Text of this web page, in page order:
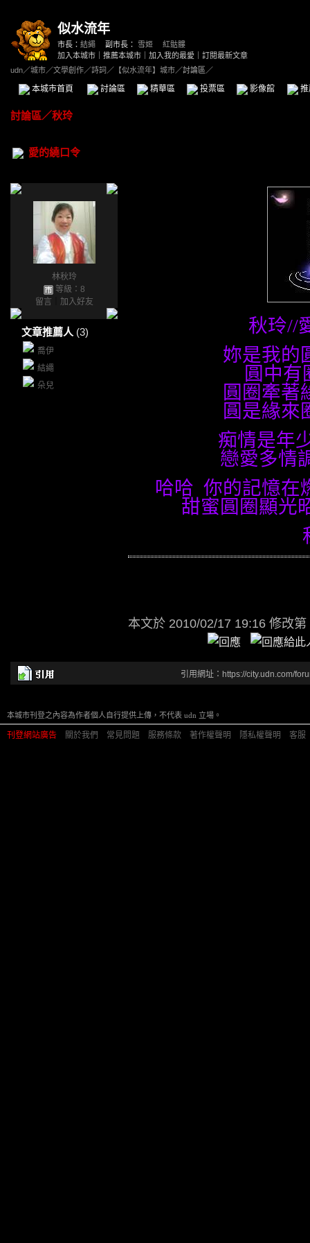
似水流年
市長： 結繩 副市長： 雪姬
紅骷髏
加入本城市
推薦本城市 加入我的最愛
訂閱最新文章
udn／城市／文學創作／詩詞 ／ 【似水流年】城市／討論區／
本城市首頁 討論區 精華區 投票區 影像館
討論區／秋玲
愛的繞口令
林秋玲
等級：8
留言
加入好友
文章推薦人 (3)
喬伊
結繩
朵兒
秋玲//
妳是我的
圓中有
圓圈牽著
圓是緣來
痴情是年
戀愛多情
哈哈 你的記憶在
甜蜜圓圈顯光
本文於 2010/02/17 19:16 修改第
引用網址：https://city.udn.com/
本城市刊登之內容為作者個人自行提供上傳，不代表 udn 立場。
刊登網站廣告 關於我們 常見問題 服務條款 著作權聲明 隱私權聲明 客服